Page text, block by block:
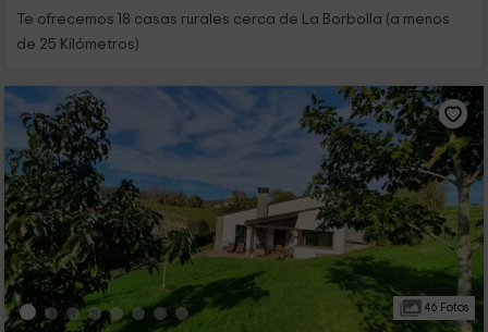
Te ofrecemos 18 casas rurales cerca de La Borbolla (a menos
de 25 Kilómetros)
46 Fotos